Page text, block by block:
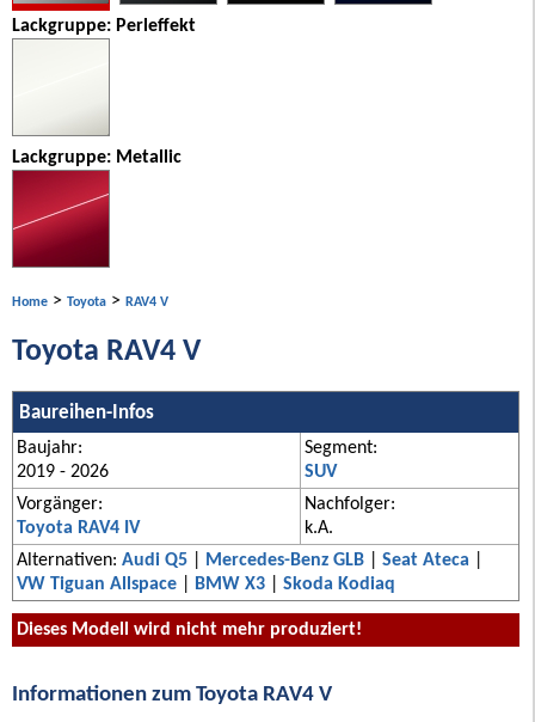
Lackgruppe: Perleffekt
Lackgruppe: Metallic
Home > Toyota > RAV4 V
Toyota RAV4 V
Baureihen-Infos
Baujahr:
2019 - 2026
Segment:
SUV
Vorgänger:
Toyota RAV4 IV
Nachfolger:
k.A.
Alternativen: Audi Q5 Mercedes-Benz GLB Seat Ateca
VW Tiguan Allspace
BMW X3 Skoda Kodiaq
Dieses Modell wird nicht mehr produziert!
Informationen zum Toyota RAV4 V